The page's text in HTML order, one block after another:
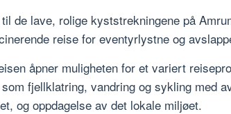
de lave, rolige kyststrekningene på
reise for eventyrlystne og
åpner muligheten for et variert
fjellklatring, vandring og sykling med
og oppdagelse av det lokale miljøet.